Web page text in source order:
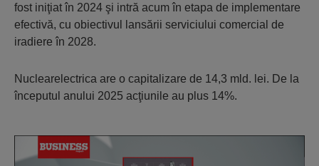
fost iniţiat în 2024 şi intră acum în etapa de implementare
efectivă, cu obiectivul lansării serviciului comercial de
iradiere în 2028.
Nuclearelectrica are o capitalizare de 14,3 mld. lei. De la
începutul anului 2025 acţiunile au plus 14%.